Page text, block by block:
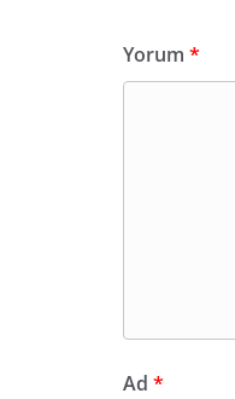
Yorum *
Ad *